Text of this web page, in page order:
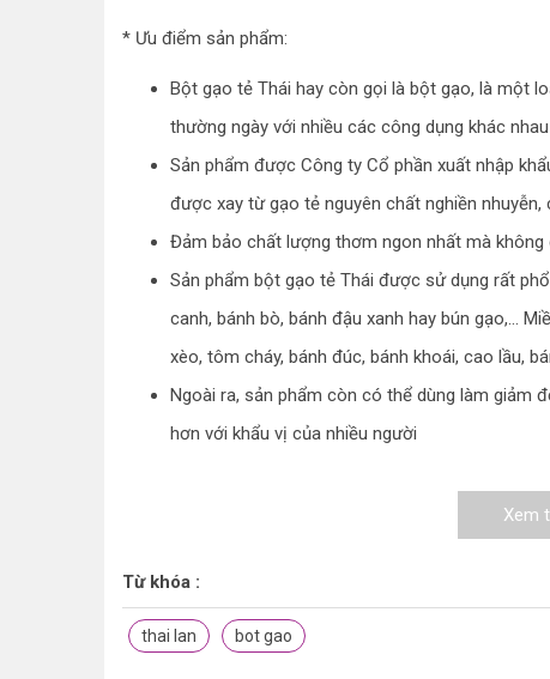
* Ưu điểm sản phẩm:
Bột gạo tẻ Thái hay còn gọi là bột gạo, là một
thường ngày với nhiều các công dụng khác nhau
Sản phẩm được Công ty Cổ phần xuất nhập
được xay từ gạo tẻ nguyên chất nghiền
Đảm bảo chất lượng thơm ngon nhất mà
Sản phẩm bột gạo tẻ Thái được sử dụng rất
canh, bánh bò, bánh đậu xanh hay bún gạo,...
xèo, tôm cháy, bánh đúc, bánh khoái, cao lầu,
Ngoài ra, sản phẩm còn có thể dùng làm giảm
hơn với khẩu vị của nhiều người
Xem
Từ khóa :
thai lan bot gao